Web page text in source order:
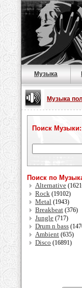
Музыка
Музыка
Поиск Музыки:
Поиск по
Alternative
Rock (19102)
Metal (1943)
Breakbeat (376)
Jungle (717)
Drum n bass
Ambient (635)
Disco (16891)